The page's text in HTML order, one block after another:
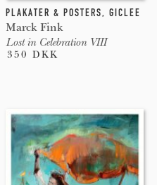
PLAKATER & POSTERS, GICLEE
Marck Fink
Lost in Celebration VIII
350 DKK